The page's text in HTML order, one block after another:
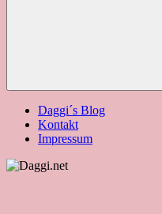
Daggi´s Blog
Kontakt
Impressum